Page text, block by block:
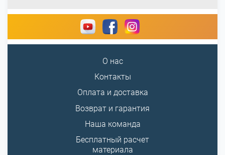
О нас
Контакты
Оплата и доставка
Возврат и гарантия
Наша команда
Бесплатный расчет
материала